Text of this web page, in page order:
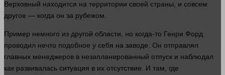
Верховный находится на территории своей страны , и совсем
другое — когда он за рубежом.
Пример немного из другой области , но когда-то Генри Форд
проводил нечто подобное у себя на заводе. Он отправлял
главных менеджеров в незапланированный отпуск и наблюдал
как развивалась ситуация в их отсутствие. И там, где